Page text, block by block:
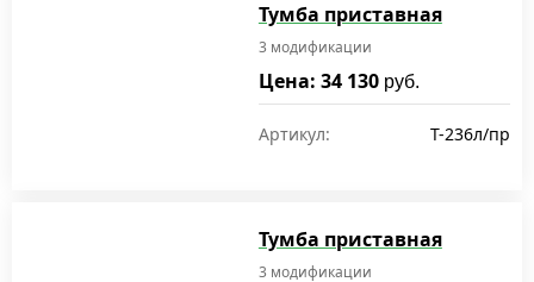
Тумба приставная
3 модификации
Цена: 34 130 руб.
Артикул: T-236л/пр
Тумба приставная
3 модификации